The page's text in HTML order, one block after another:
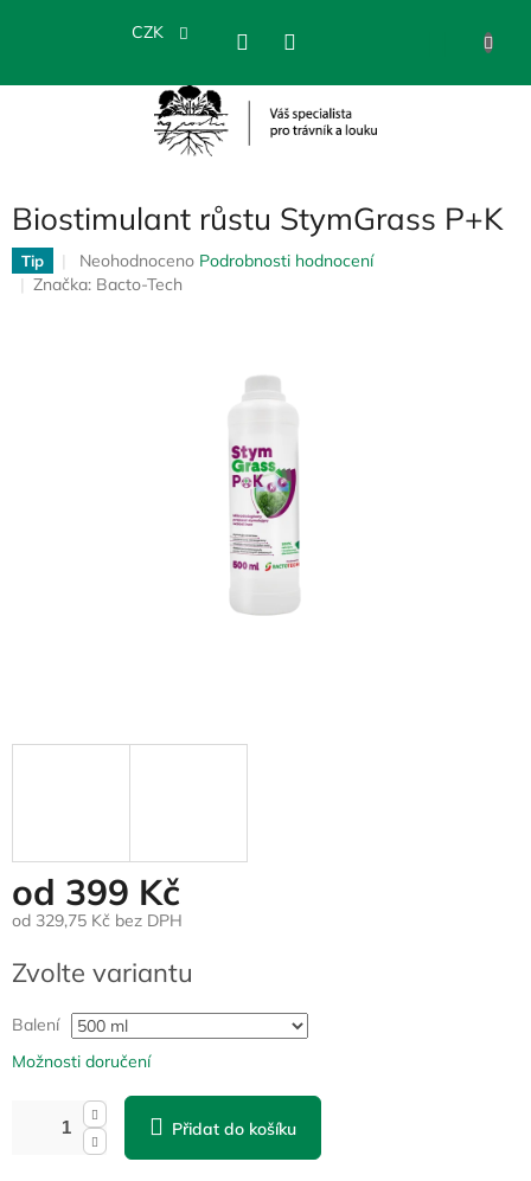
CZK
Biostimulant růstu StymGrass P+K
Tip
Průměrné
hodnocení
Neohodnoceno Podrobnosti hodnocení
Značka: Bacto-Tech
od 399 Kč
od 329,75 Kč bez DPH
cena:
Zvolte variantu
Balení
Možnosti doručení
Přidat do košíku